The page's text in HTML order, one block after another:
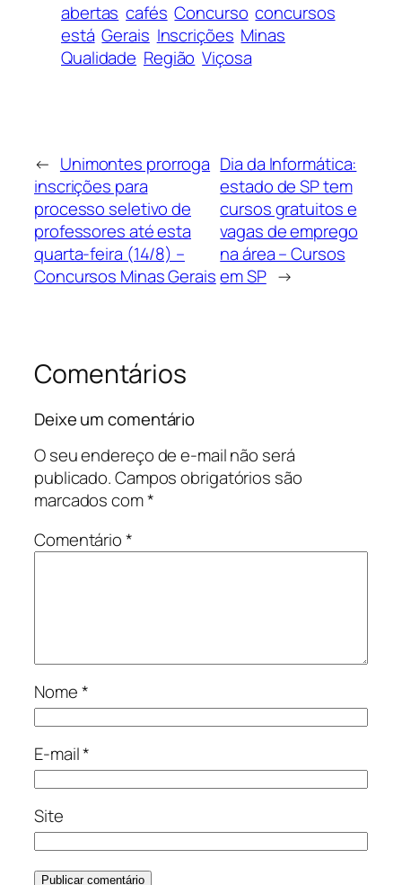
abertas cafés Concurso concursos
está Gerais Inscrições Minas
Qualidade Região Viçosa
← Unimontes prorroga
inscrições para
processo seletivo de
professores até esta
quarta-feira (14/8) –
Concursos Minas Gerais
Dia da Informática:
estado de SP tem
cursos gratuitos e
vagas de emprego
na área – Cursos
em SP →
Comentários
Deixe um comentário
O seu endereço de e-mail não será
publicado.Campos obrigatórios são
marcados com*
Comentário*
Nome*
E-mail*
Site